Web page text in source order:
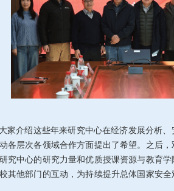
家介绍这些年来研究中心在经济发展分析
各层次各领域合作方面提出了希望。之后
究中心的研究力量和优质授课资源与教育
其他部门的互动，为持续提升总体国家安